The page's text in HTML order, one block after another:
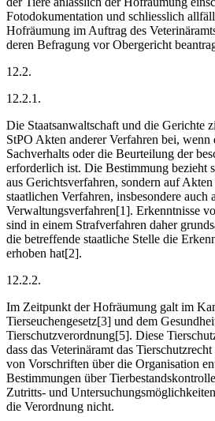
Fotodokumentation und schliesslich
Hofräumung im Auftrag des
deren Befragung vor Obergericht
12.2.
12.2.1.
Die Staatsanwaltschaft und die Gerichte
StPO Akten anderer Verfahren bei,
Sachverhalts oder die Beurteilung der
erforderlich ist. Die Bestimmung bezieht
aus Gerichtsverfahren, sondern auf
staatlichen Verfahren, insbesondere auch
Verwaltungsverfahren[1]. Erkenntnisse
sind in einem Strafverfahren daher
die betreffende staatliche Stelle die
erhoben hat[2].
12.2.2.
Im Zeitpunkt der Hofräumung galt im
Tierseuchengesetz[3] und dem
Tierschutzverordnung[5]. Diese
dass das Veterinäramt das
von Vorschriften über die Organisation
Bestimmungen über
Zutritts- und
die Verordnung nicht.